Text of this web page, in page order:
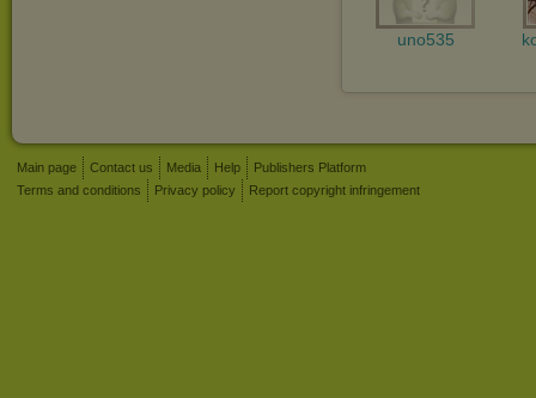
uno535
Main page Contact us Media Help
Publishers Platform
Terms and conditions
Privacy policy Report copyright infringement